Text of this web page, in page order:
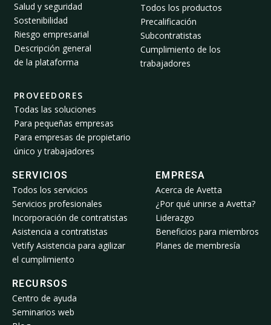
Salud y seguridad
Sostenibilidad
Riesgo empresarial
Descripción general
de la plataforma
PROVEEDORES
Todas las soluciones
Para pequeñas empresas
Para empresas de propietario
único y trabajadores
Todos los productos
Precalificación
Subcontratistas
Cumplimiento de los
trabajadores
SERVICIOS
Todos los servicios
Servicios profesionales
Incorporación de contratistas
Asistencia a contratistas
Vetify Asistencia para agilizar
el cumplimiento
EMPRESA
Acerca de Avetta
¿Por qué unirse a Avetta?
Liderazgo
Beneficios para miembros
Planes de membresía
RECURSOS
Centro de ayuda
Seminarios web